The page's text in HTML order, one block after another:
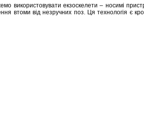
використовувати екзоскелети – носимі
втоми від незручних поз. Ця технологія є